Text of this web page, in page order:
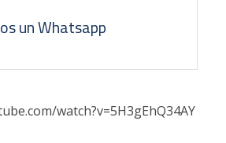
un Whatsapp
watch?v=5H3gEhQ34AY